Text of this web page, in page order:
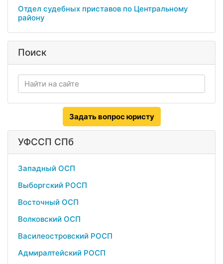
Отдел судебных приставов по Центральному
району
Поиск
Задать вопрос юристу
УФССП СПб
Западный ОСП
Выборгский РОСП
Восточный ОСП
Волковский ОСП
Василеостровский РОСП
Адмиралтейский РОСП